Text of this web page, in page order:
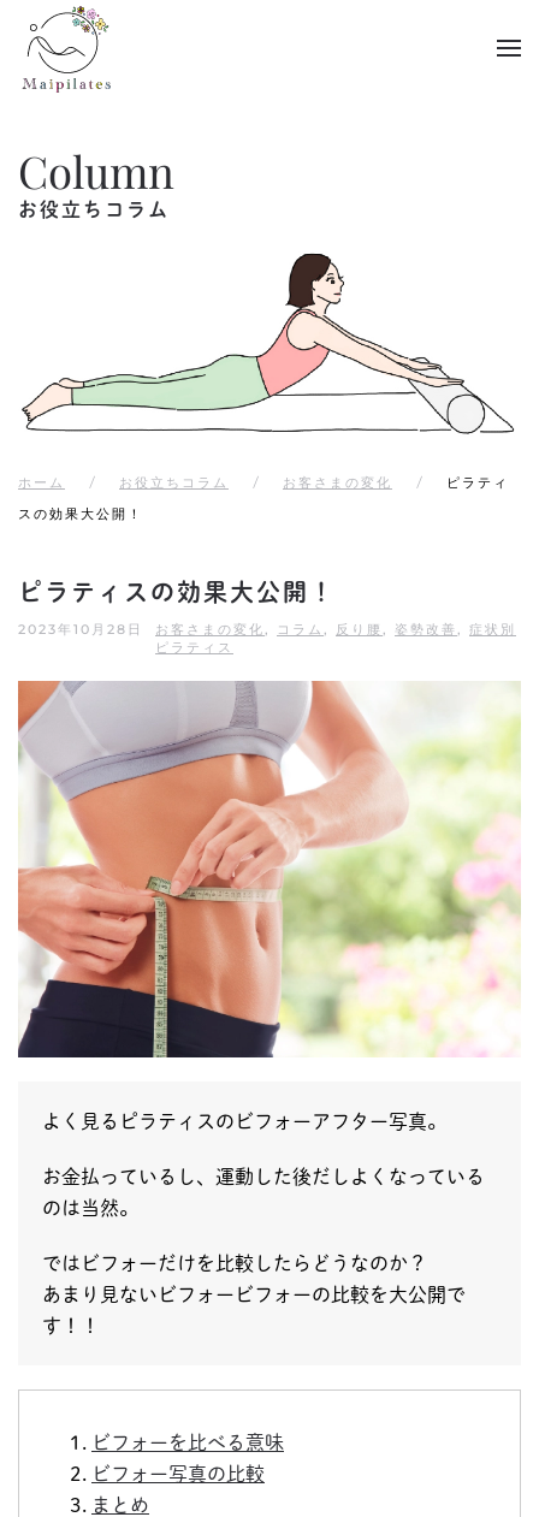
Skip to main content
Column
お役立ちコラム
ホーム お役立ちコラム お客さまの変化
ピラティ
スの効果大公開！
ピラティスの効果大公開！
2023年10月28日 お客さまの変化, コラム , 反り腰, 姿勢改善 , 症状別
ピラティス
よく見るピラティスのビフォーアフター写真。
お金払っているし、運動した後だしよくなっている
のは当然。
ではビフォーだけを比較したらどうなのか？
あまり見ないビフォービフォーの比較を大公開で
す！！
ビフォーを比べる意味
ビフォー写真の比較
まとめ